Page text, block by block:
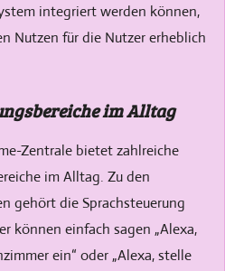
integriert werden können,
Nutzen für die Nutzer erheblich
im Alltag
Zentrale bietet zahlreiche
im Alltag. Zu den
gehört die Sprachsteuerung
können einfach sagen „Alexa,
ein“ oder „Alexa, stelle